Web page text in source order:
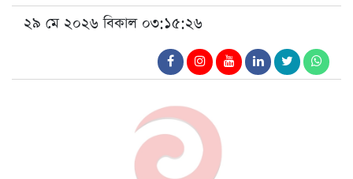
২৯ মে ২০২৬ বিকাল ০৩:১৫:২৬